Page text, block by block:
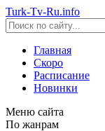
Turk-Tv-Ru.info
Главная
Скоро
Расписание
Новинки
Меню сайта
По жанрам